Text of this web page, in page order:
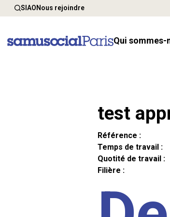
SIAONous rejoindre
Qui
test
Référence :
Temps de travail :
Quotité de travail :
Filière :